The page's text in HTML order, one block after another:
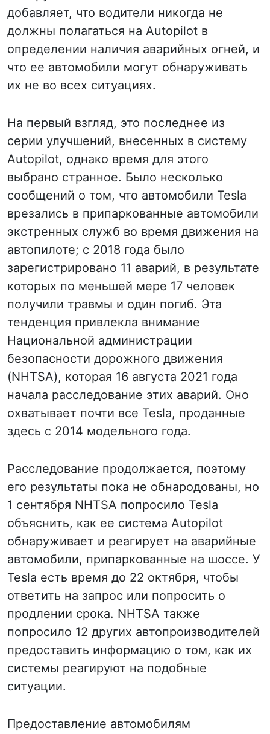
добавляет, что водители никогда не
должны полагаться на Autopilot в
определении наличия аварийных огней, и
что ее автомобили могут обнаруживать
их не во всех ситуациях.
На первый взгляд, это последнее из
серии улучшений, внесенных в систему
Autopilot, однако время для этого
выбрано странное. Было несколько
сообщений о том, что автомобили Tesla
врезались в припаркованные автомобили
экстренных служб во время движения на
автопилоте; с 2018 года было
зарегистрировано 11 аварий, в результате
которых по меньшей мере 17 человек
получили травмы и один погиб. Эта
тенденция привлекла внимание
Национальной администрации
безопасности дорожного движения
(NHTSA), которая 16 августа 2021 года
начала расследование этих аварий. Оно
охватывает почти все Tesla, проданные
здесь с 2014 модельного года.
Расследование продолжается, поэтому
его результаты пока не обнародованы, но
1 сентября NHTSA попросило Tesla
объяснить, как ее система Autopilot
обнаруживает и реагирует на аварийные
автомобили, припаркованные на шоссе. У
Tesla есть время до 22 октября, чтобы
ответить на запрос или попросить о
продлении срока. NHTSA также
попросило 12 других автопроизводителей
предоставить информацию о том, как их
системы реагируют на подобные
ситуации.
Предоставление автомобилям